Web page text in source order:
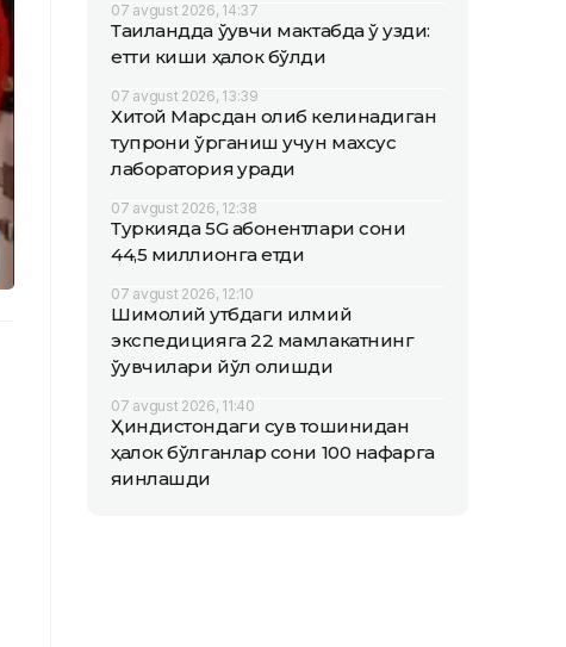
07 avgust 2026, 14:37
Таиландда ўқувчи мактабда ўқ узди:
етти киши ҳалок бўлди
07 avgust 2026, 13:39
Хитой Марсдан олиб келинадиган
тупроқни ўрганиш учун махсус
лаборатория қуради
07 avgust 2026, 12:38
Туркияда 5G абонентлари сони
44,5 миллионга етди
07 avgust 2026, 12:10
Шимолий қутбдаги илмий
экспедицияга 22 мамлакатнинг
ўқувчилари йўл олишди
07 avgust 2026, 11:40
Ҳиндистондаги сув тошқинидан
ҳалок бўлганлар сони 100 нафарга
яқинлашди